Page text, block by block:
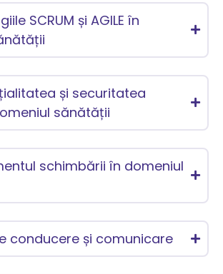
SCRUM și AGILE în
și securitatea
sănătății
schimbării în domeniul
conducere și comunicare